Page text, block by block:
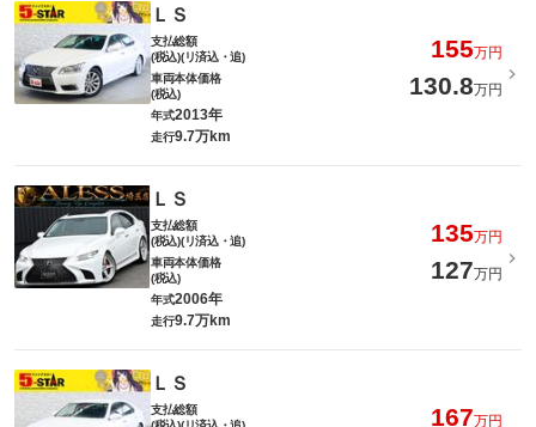
ＬＳ
支払総額
(税込)(リ済込・追)
155万円
車両本体価格
(税込)
130.8万円
年式2013年
走行9.7万km
ＬＳ
支払総額
(税込)(リ済込・追)
135万円
車両本体価格
(税込)
127万円
年式2006年
走行9.7万km
ＬＳ
支払総額
167万円